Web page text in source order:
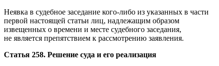
Неявка в судебное заседание кого-либо из указанных в части
первой настоящей статьи лиц, надлежащим образом
извещенных о времени и месте судебного заседания,
не является препятствием к рассмотрению заявления.
Статья 258. Решение суда и его реализация